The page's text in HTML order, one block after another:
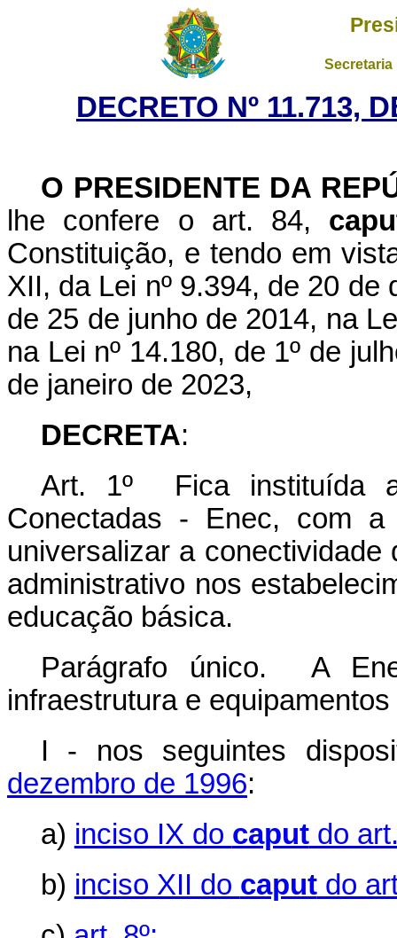
DECRETO Nº 11.713,
O PRESIDENTE DA
lhe confere o art. 84,
Constituição, e tendo em
XII, da Lei nº 9.394, de 20 de
de 25 de junho de 2014, na
na Lei nº 14.180, de 1º de
de janeiro de 2023,
DECRETA:
Art. 1º Fica instituída
Conectadas - Enec, com
universalizar a
administrativo nos
educação básica.
Parágrafo único. A
infraestrutura e
I - nos seguintes
dezembro de 1996:
a) inciso IX do caputdo
b) inciso XII do caputdo